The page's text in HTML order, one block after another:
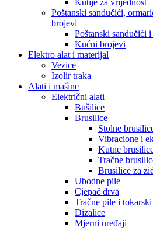
Kutije za vrijednost
Poštanski sandučići,
brojevi
Poštanski sandučići
Kućni brojevi
Elektro alat i materijal
Vezice
Izolir traka
Alati i mašine
Električni alati
Bušilice
Brusilice
Stolne
Vibracione i
Kutne
Tračne
Brusilice za
Ubodne pile
Cjepač drva
Tračne pile i
Dizalice
Mjerni uređaji